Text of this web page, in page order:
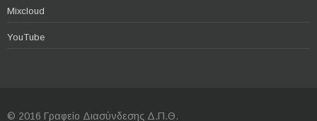
Mixcloud
YouTube
© 2016 Γραφείο Διασύνδεσης Δ.Π.Θ.